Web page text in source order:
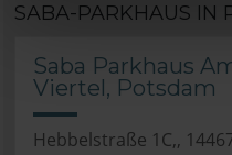
SABA-PARKHAUS IN
Saba Parkhaus
Viertel, Potsdam
Hebbelstraße 1C,,